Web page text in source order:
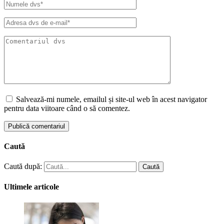
Salvează-mi numele, emailul și site-ul web în acest navigator
pentru data viitoare când o să comentez.
Caută
Caută după: Caută
Ultimele articole